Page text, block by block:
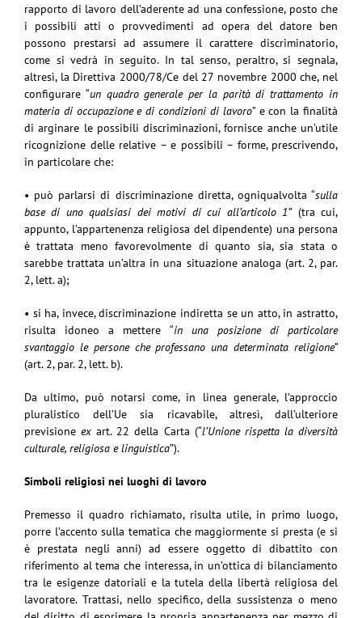
rapporto di lavoro dell’aderente ad una confessione, posto che
i possibili atti o provvedimenti ad opera del datore ben
possono prestarsi ad assumere il carattere discriminatorio,
come si vedrà in seguito. In tal senso, peraltro, si segnala,
altresì, la Direttiva 2000/78/Ce del 27 novembre 2000 che, nel
configurare “un quadro generale per la parità di trattamento in
materia di occupazione e di condizioni di lavoro” e con la finalità
di arginare le possibili discriminazioni, fornisce anche un’utile
ricognizione delle relative – e possibili – forme, prescrivendo,
in particolare che:
• può parlarsi di discriminazione diretta, ogniqualvolta “sulla
base di uno qualsiasi dei motivi di cui all’articolo 1”(tra cui,
appunto, l’appartenenza religiosa del dipendente) una persona
è trattata meno favorevolmente di quanto sia, sia stata o
sarebbe trattata un’altra in una situazione analoga (art. 2, par.
2, lett. a);
• si ha, invece, discriminazione indiretta se un atto, in astratto,
risulta idoneo a mettere “in una posizione di particolare
svantaggio le persone che professano una determinata religione”
(art. 2, par. 2, lett. b).
Da ultimo, può notarsi come, in linea generale, l’approccio
pluralistico dell’Ue sia ricavabile, altresì, dall’ulteriore
previsioneex art. 22 della Carta (“l’Unione rispetta la diversità
culturale, religiosa e linguistica”).
Simboli religiosi nei luoghi di lavoro
Premesso il quadro richiamato, risulta utile, in primo luogo,
porre l’accento sulla tematica che maggiormente si presta (e si
è prestata negli anni) ad essere oggetto di dibattito con
riferimento al tema che interessa, in un’ottica di bilanciamento
tra le esigenze datoriali e la tutela della libertà religiosa del
lavoratore. Trattasi, nello specifico, della sussistenza o meno